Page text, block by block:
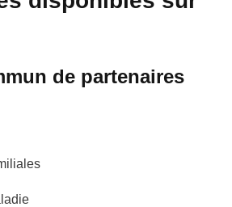
de partenaires